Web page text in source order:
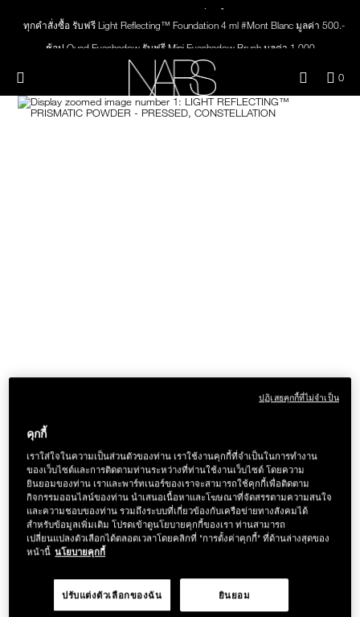
ทุกคำสั่งซื้อ รับฟรี Light Reflecting™ Foundation 4 ml #Mont Blanc มูลค่า 500.-
ช้อป Quad Eyeshadow รับฟรี Mini Eyeshadow Brush มูลค่า 1,000 .-
ช้อป Insatiable Liquid Blush รับฟรี Finger Puff มูลค่า 250.-
ช้อป NEW Light Reflecting™ Prismatic Powder รับฟรี Radiant Creamy
Concealer 1.4 ml #Vanilla มูลค่า 700 .-
NARS
0
ใหม่
THE PETAL PLAY COLLECTION
เมคอัพ
หน้า
Image
คุกกี้
เราใส่ใจในความเป็นส่วนตัวของท่าน เราใช้งานคุกกี้ที่จำเป็นในการทำงาน
ของเว็บไซต์และการติดตามท่านระหว่างที่ท่านใช้งานเว็บไซต์ โดยความ
ยินยอมของท่าน เราและพาร์ทเนอร์ของเราจะสามารถใช้คุกกี้เพื่อติดตาม
กิจกรรมออนไลน์ของท่าน นำเสนอเนื้อหาและโฆษณาที่จัดสรรตามความสนใจ
และความชอบของท่าน รวมถึงระบบที่เกี่ยวข้องกับเครือข่ายทางสังคมได้
สำหรับข้อมูลเพิ่มเติม โปรดเข้าดูนโยบายคุกกี้ของเรา ท่านสามารถ
เปลี่ยนแปลงตัวเลือกได้ตลอดเวลาโดยคลิกที่ "การตั้งค่าคุกกี้" ที่ด้านล่างสุดของ
หน้านี้ นโยบายคุกกี้
ยินยอม
ปรับแต่งตัวเลือกของฉัน
ปฏิเสธคุกกี้ที่ไม่จำเป็น